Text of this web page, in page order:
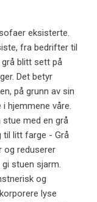
eksisterte.
fra bedrifter til
grå blitt sett på
Det betyr
på grunn av sin
hjemmene våre.
stue med en grå
til litt farge - Grå
og reduserer
stuen sjarm.
og
lyse